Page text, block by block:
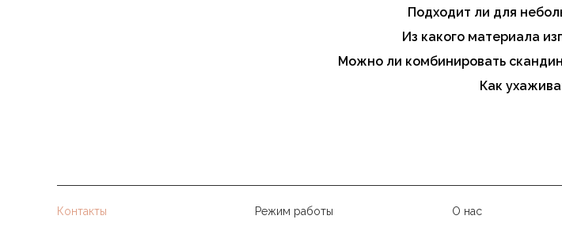
Подходит ли для
Да. Благодаря визуальной лёгкости и компактным формам скандинавская мебель
Из какого материала
В основном используется массив дерева (дуб, ясень, бук), шпон, МДФ, латунь и
Можно ли комбинировать
Да, он отлично сочетается с лофтом, современным минимализмом и экостилем.
Как
Контакты Режим работы О нас